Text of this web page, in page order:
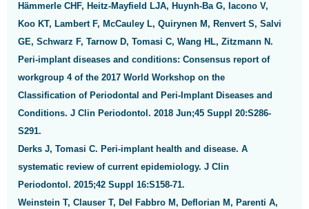
Hämmerle CHF, Heitz-Mayfield LJA, Huynh-Ba G, Iacono V,
Koo KT, Lambert F, McCauley L, Quirynen M, Renvert S, Salvi
GE, Schwarz F, Tarnow D, Tomasi C, Wang HL, Zitzmann N.
Peri-implant diseases and conditions: Consensus report of
workgroup 4 of the 2017 World Workshop on the
Classification of Periodontal and Peri-Implant Diseases and
Conditions. J Clin Periodontol. 2018 Jun;45 Suppl 20:S286-
S291.
Derks J, Tomasi C. Peri-implant health and disease. A
systematic review of current epidemiology. J Clin
Periodontol. 2015;42 Suppl 16:S158-71.
Weinstein T, Clauser T, Del Fabbro M, Deflorian M, Parenti A,